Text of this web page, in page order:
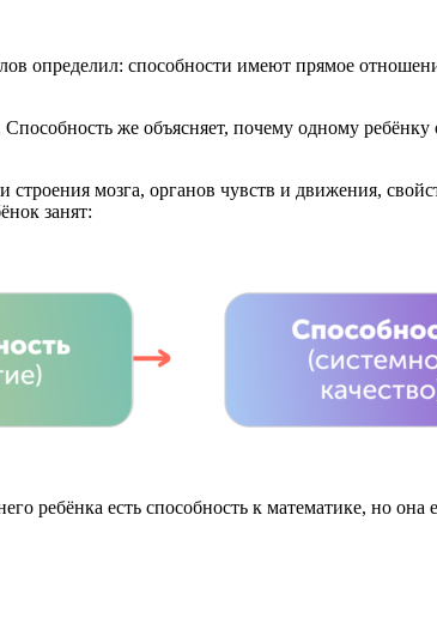
определил: способности имеют прямое
же объясняет, почему одному
мозга, органов чувств и движения,
занят:
ребёнка есть способность к математике, но